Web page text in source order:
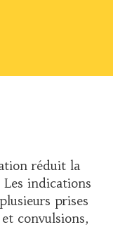
réduit la
indications
prises
convulsions,